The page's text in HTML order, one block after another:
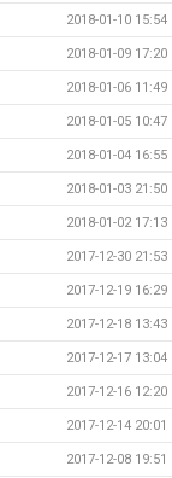
2018-01-10 15:54
2018-01-09 17:20
2018-01-06 11:49
2018-01-05 10:47
2018-01-04 16:55
2018-01-03 21:50
2018-01-02 17:13
2017-12-30 21:53
2017-12-19 16:29
2017-12-18 13:43
2017-12-17 13:04
2017-12-16 12:20
2017-12-14 20:01
2017-12-08 19:51